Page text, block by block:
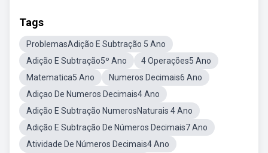
Tags
ProblemasAdição E Subtração 5 Ano
Adição E Subtração5º Ano
4 Operações5 Ano
Matematica5 Ano
Numeros Decimais6 Ano
Adiçao De Numeros Decimais4 Ano
Adição E Subtração NumerosNaturais 4 Ano
Adição E Subtração De Números Decimais7 Ano
Atividade De Números Decimais4 Ano